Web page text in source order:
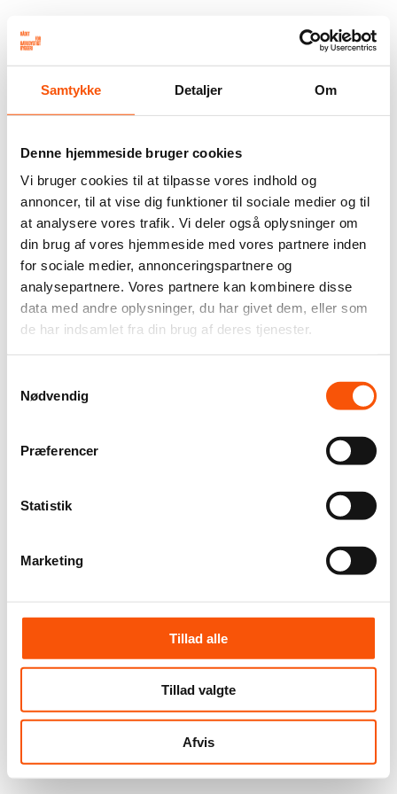
Samtykke Detaljer Om
Denne hjemmeside bruger cookies
Vi bruger cookies til at tilpasse vores indhold og
annoncer, til at vise dig funktioner til sociale medier og til
at analysere vores trafik. Vi deler også oplysninger om
din brug af vores hjemmeside med vores partnere inden
for sociale medier, annonceringspartnere og
analysepartnere. Vores partnere kan kombinere disse
data med andre oplysninger, du har givet dem, eller som
de har indsamlet fra din brug af deres tjenester.
Nødvendig
Præferencer
Statistik
Marketing
Tillad alle
Tillad valgte
Afvis